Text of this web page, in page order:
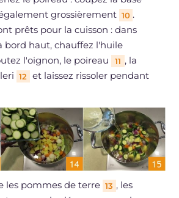
grossièrement 10 .
prêts pour la cuisson : dans
bord haut, chauffez l'huile
l'oignon, le poireau
11 , la
12
et laissez rissoler pendant
les pommes de terre 13 , les